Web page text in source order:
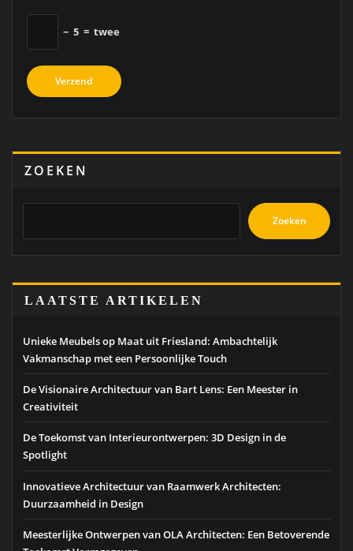
− 5 = twee
ZOEKEN
Zoeken
LAATSTE ARTIKELEN
Unieke Meubels op Maat uit Friesland: Ambachtelijk
Vakmanschap met een Persoonlijke Touch
De Visionaire Architectuur van Bart Lens: Een Meester in
Creativiteit
De Toekomst van Interieurontwerpen: 3D Design in de
Spotlight
Innovatieve Architectuur van Raamwerk Architecten:
Duurzaamheid in Design
Meesterlijke Ontwerpen van OLA Architecten: Een Betoverende